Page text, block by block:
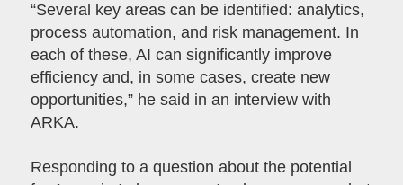
“Several key areas can be identified: analytics,
process automation, and risk management. In
each of these, AI can significantly improve
efficiency and, in some cases, create new
opportunities,” he said in an interview with
ARKA.
Responding to a question about the potential